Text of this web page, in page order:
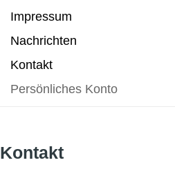
Kontakt
Impressum
Nachrichten
Kontakt
Persönliches Konto